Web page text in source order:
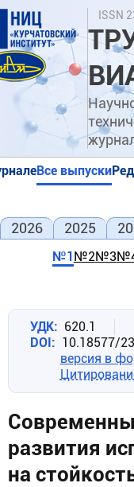
Перейти
основному
содержанию
ISSN
Все выпуски
2026 2025
№1№2№3
УДК
620.1
DOI
10.18577/
версия в
развития
на